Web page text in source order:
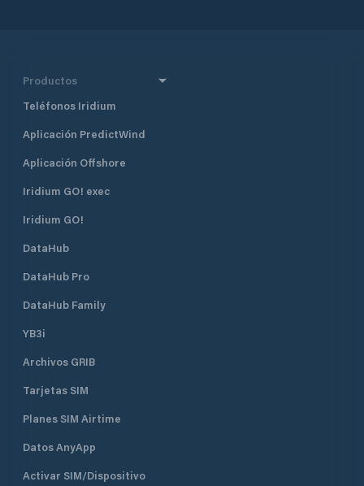
Productos
Teléfonos Iridium
Aplicación PredictWind
Aplicación Offshore
Iridium GO! exec
Iridium GO!
DataHub
DataHub Pro
DataHub Family
YB3i
Archivos GRIB
Tarjetas SIM
Planes SIM Airtime
Datos AnyApp
Activar SIM/Dispositivo